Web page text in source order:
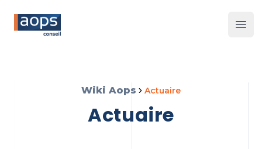
Les
Wiki Aops actuaire
actuaire